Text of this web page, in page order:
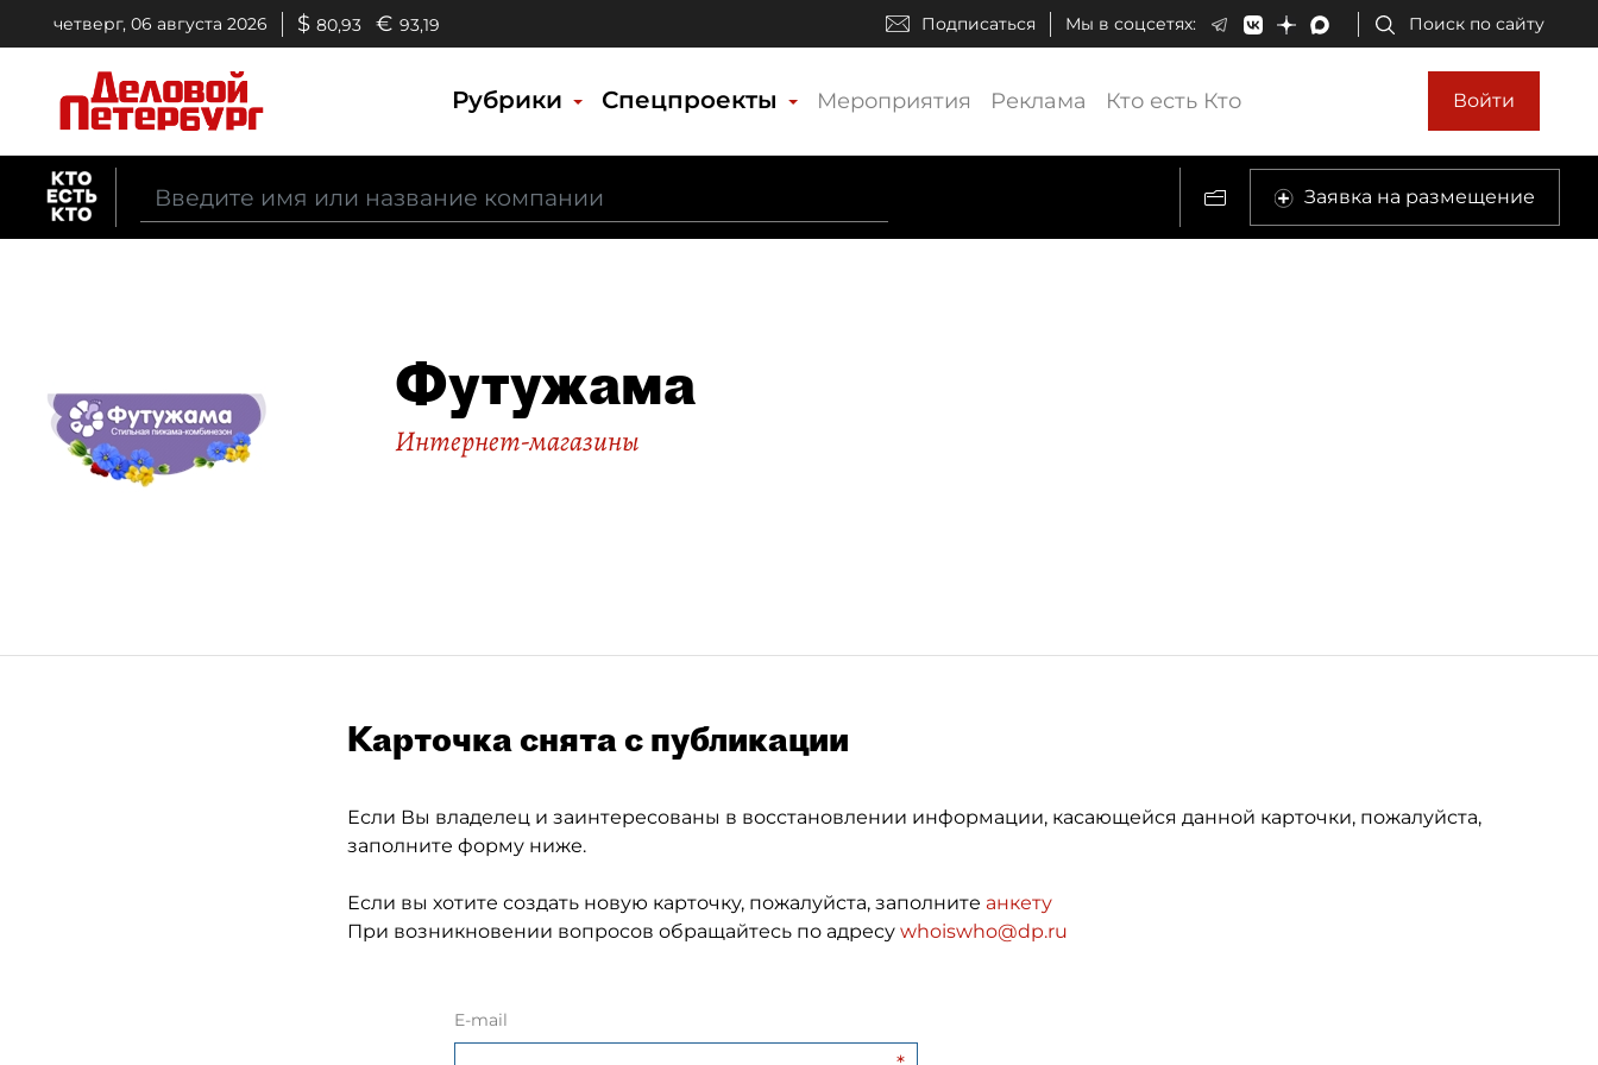
четверг, 06 августа 2026 $ 80,93 € 93,19 Подписаться Мы в соцсетях: Поиск по сайту
Рубрики Спецпроекты Мероприятия Реклама Кто есть Кто Войти
Заявка на размещение
Футужама
Интернет-магазины
Карточка снята с публикации
Если Вы владелец и заинтересованы в восстановлении информации, касающейся данной карточки, пожалуйста,
заполните форму ниже.
Если вы хотите создать новую карточку, пожалуйста, заполните анкету
При возникновении вопросов обращайтесь по адресу whoiswho@dp.ru
E-mail